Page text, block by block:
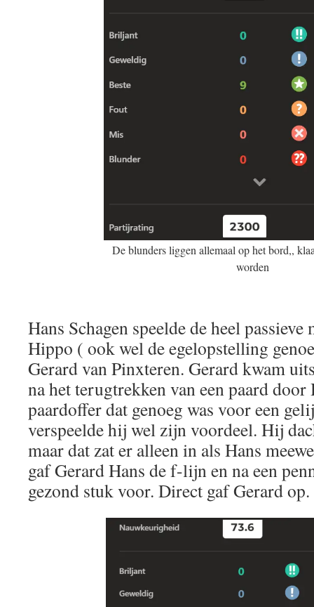
De blunders liggen allemaal op het bord,,
worden
Hans Schagen speelde de heel
Hippo ( ook wel de egelopstelling
Gerard van Pinxteren. Gerard kwam
na het terugtrekken van een paard door
paardoffer dat genoeg was voor een
verspeelde hij wel zijn voordeel. Hij
maar dat zat er alleen in als Hans
gaf Gerard Hans de f-lijn en na een
gezond stuk voor. Direct gaf Gerard